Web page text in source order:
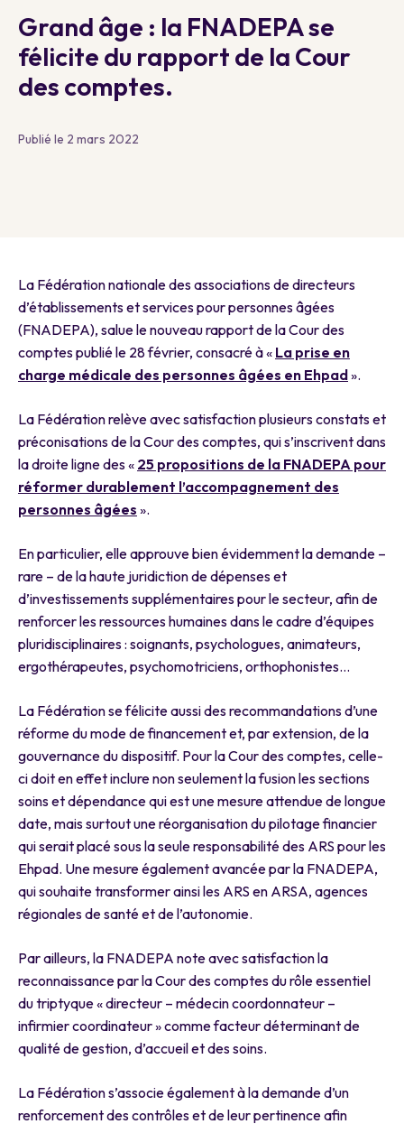
Grand âge : la FNADEPA se
félicite du rapport de la Cour
des comptes.
Publié le 2 mars 2022
La Fédération nationale des associations de directeurs
d’établissements et services pour personnes âgées
(FNADEPA), salue le nouveau rapport de la Cour des
comptes publié le 28 février, consacré à « La prise en
charge médicale des personnes âgées en Ehpad».
La Fédération relève avec satisfaction plusieurs constats et
préconisations de la Cour des comptes, qui s’inscrivent dans
la droite ligne des « 25 propositions de la FNADEPA pour
réformer durablement l’accompagnement des
personnes âgées ».
En particulier, elle approuve bien évidemment la demande –
rare – de la haute juridiction de dépenses et
d’investissements supplémentaires pour le secteur, afin de
renforcer les ressources humaines dans le cadre d’équipes
pluridisciplinaires : soignants, psychologues, animateurs,
ergothérapeutes, psychomotriciens, orthophonistes…
La Fédération se félicite aussi des recommandations d’une
réforme du mode de financement et, par extension, de la
gouvernance du dispositif. Pour la Cour des comptes, celle-
ci doit en effet inclure non seulement la fusion les sections
soins et dépendance qui est une mesure attendue de longue
date, mais surtout une réorganisation du pilotage financier
qui serait placé sous la seule responsabilité des ARS pour les
Ehpad. Une mesure également avancée par la FNADEPA,
qui souhaite transformer ainsi les ARS en ARSA, agences
régionales de santé et de l’autonomie.
Par ailleurs, la FNADEPA note avec satisfaction la
reconnaissance par la Cour des comptes du rôle essentiel
du triptyque « directeur – médecin coordonnateur –
infirmier coordinateur » comme facteur déterminant de
qualité de gestion, d’accueil et des soins.
La Fédération s’associe également à la demande d’un
renforcement des contrôles et de leur pertinence afin